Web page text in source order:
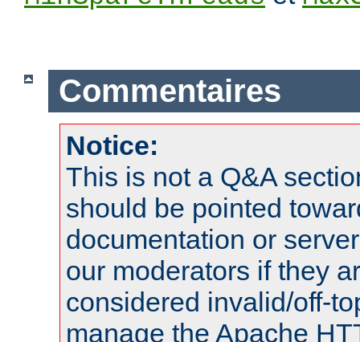
Commentaires
Notice:
This is not a Q&A
should be pointed
documentation or
our moderators if they
considered invalid/off-
manage the Apache